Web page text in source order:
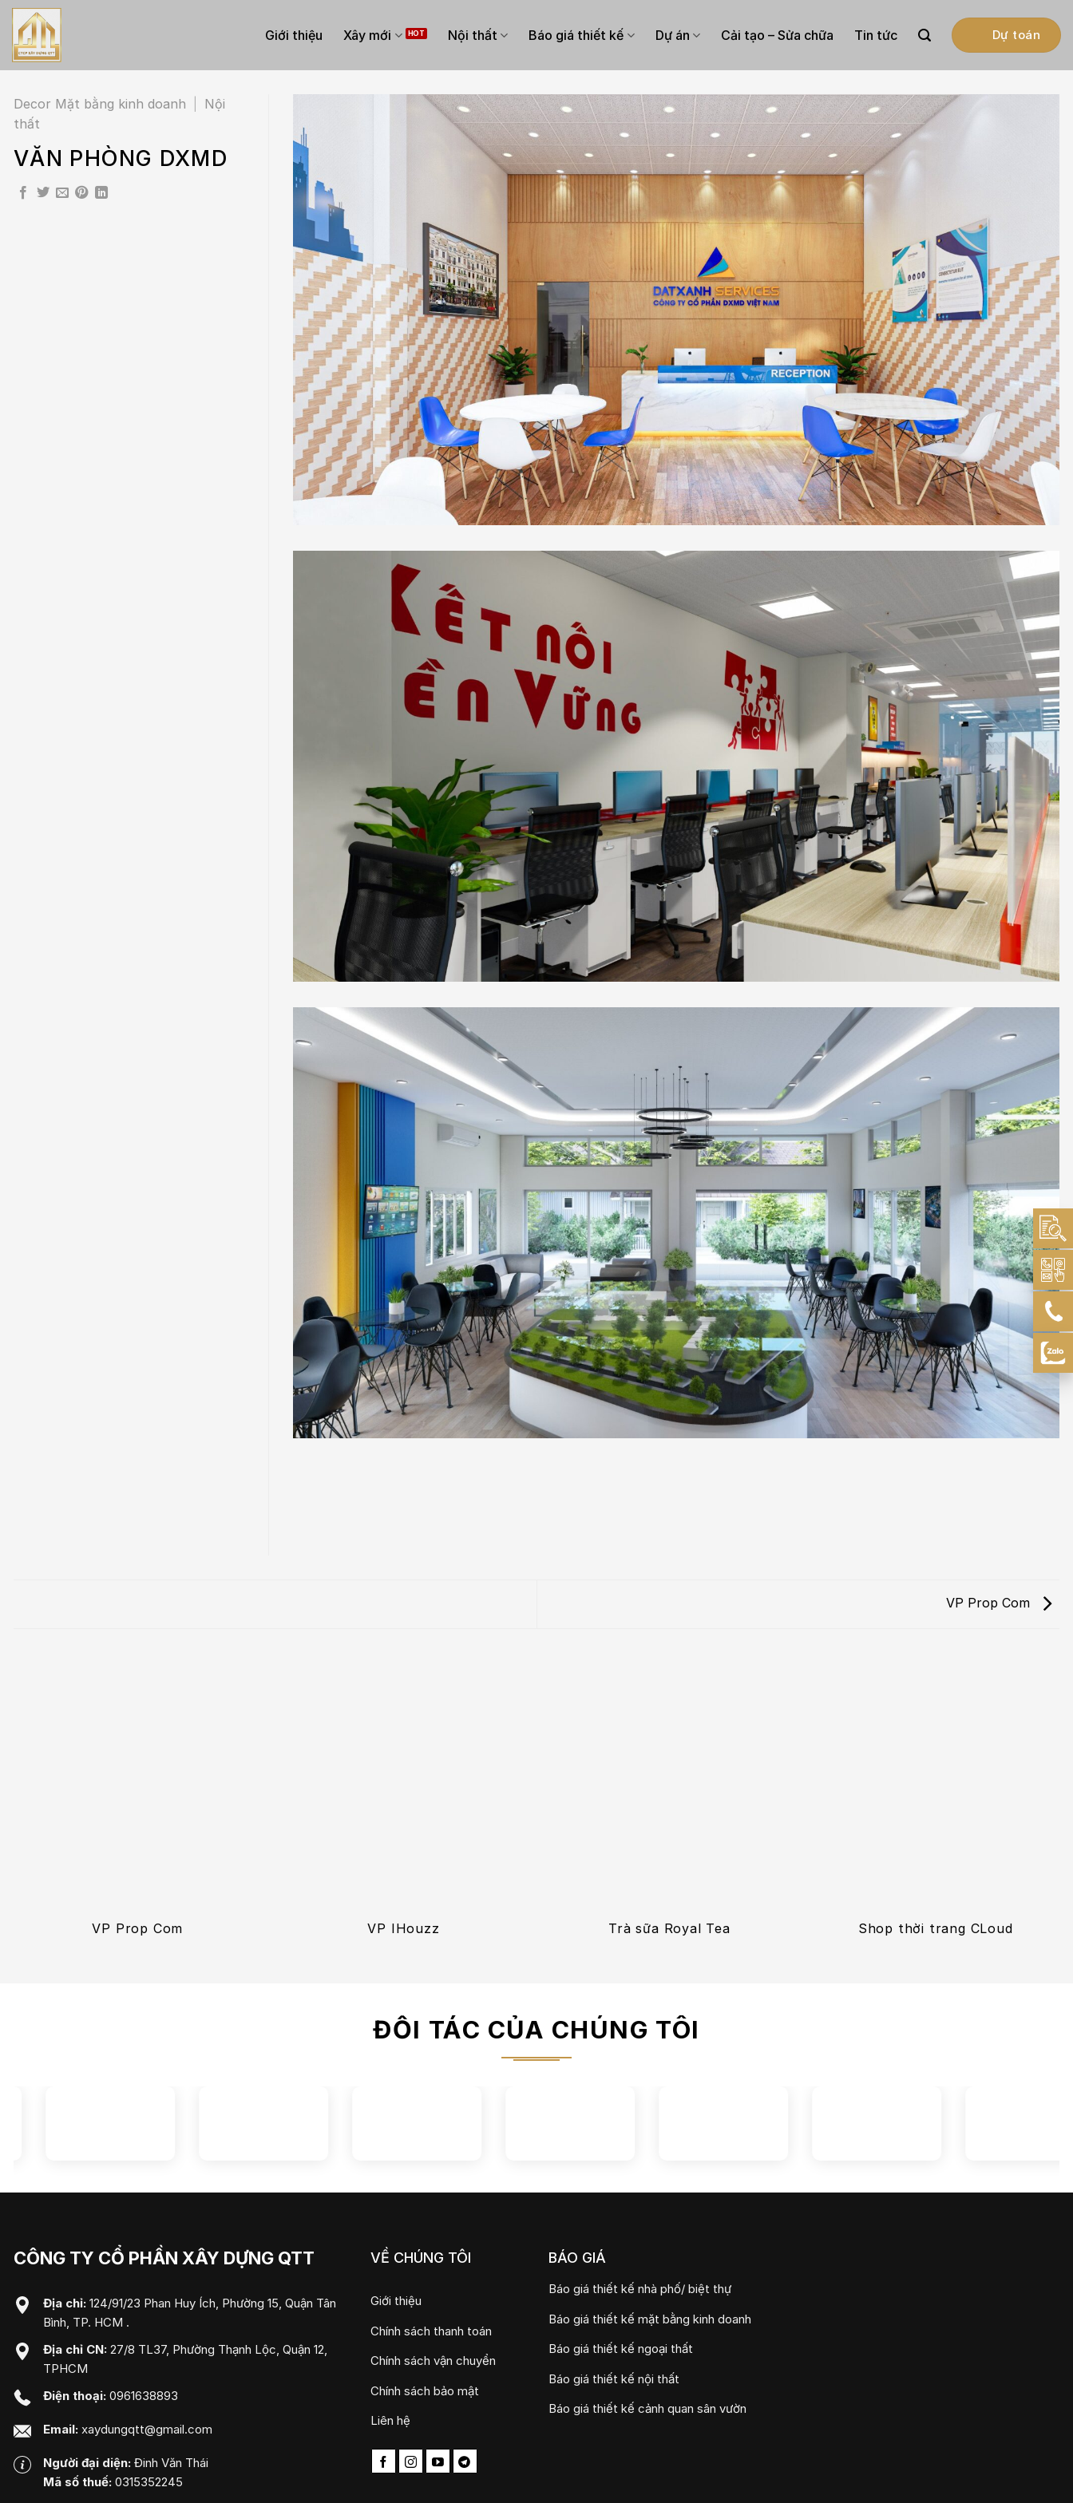
Skip
to
content
Giới thiệu Xây mới Nội thất Báo giá thiết kế Dự án Cải tạo – Sửa chữa Tin tức Dự toán
Decor Mặt bằng kinh doanh
Nội
thất
VĂN PHÒNG DXMD
VP Prop Com
VP Prop Com VP IHouzz Trà sữa Royal Tea Shop thời trang CLoud
ĐỐI TÁC CỦA CHÚNG TÔI
CÔNG TY CỔ PHẦN XÂY DỰNG QTT
Địa chỉ: 124/91/23 Phan Huy Ích, Phường 15, Quận Tân
Bình, TP. HCM .
Địa chỉ CN: 27/8 TL37, Phường Thạnh Lộc, Quận 12,
TPHCM
Điện thoại: 0961638893
Email: xaydungqtt@gmail.com
Người đại diện: Đinh Văn Thái
Mã số thuế: 0315352245
VỀ CHÚNG TÔI
Giới thiệu
Chính sách thanh toán
Chính sách vận chuyển
Chính sách bảo mật
Liên hệ
BÁO GIÁ
Báo giá thiết kế nhà phố/ biệt thự
Báo giá thiết kế mặt bằng kinh doanh
Báo giá thiết kế ngoại thất
Báo giá thiết kế nội thất
Báo giá thiết kế cảnh quan sân vườn